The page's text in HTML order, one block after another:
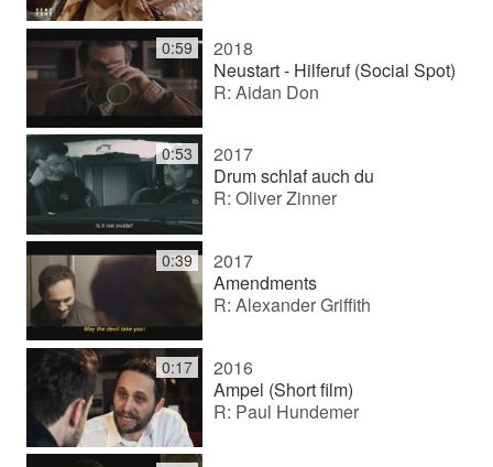
0:59
2018
Neustart - Hilferuf (Social Spot)
R: Aidan Don
0:53
2017
Drum schlaf auch du
R: Oliver Zinner
0:39
2017
Amendments
R: Alexander Griffith
0:17
2016
Ampel (Short film)
R: Paul Hundemer